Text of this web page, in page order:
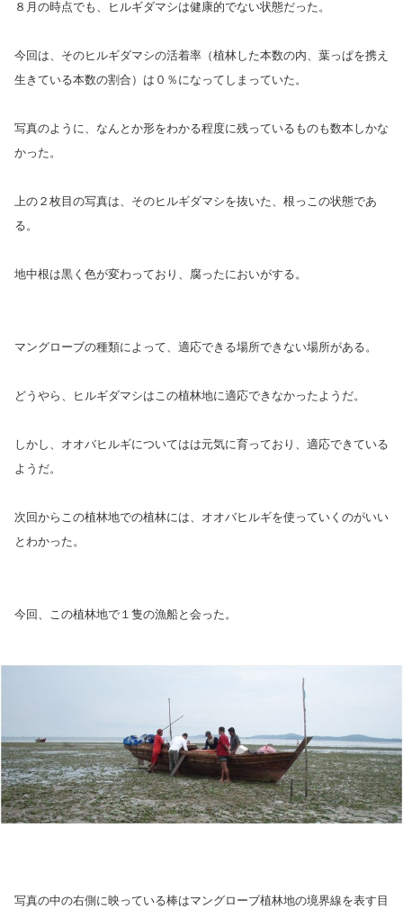
８月の時点でも、ヒルギダマシは健康的でない状態だった。
今回は、そのヒルギダマシの活着率（植林した本数の内、葉っぱを携え
生きている本数の割合）は０％になってしまっていた。
写真のように、なんとか形をわかる程度に残っているものも数本しかな
かった。
上の２枚目の写真は、そのヒルギダマシを抜いた、根っこの状態であ
る。
地中根は黒く色が変わっており、腐ったにおいがする。
マングローブの種類によって、適応できる場所できない場所がある。
どうやら、ヒルギダマシはこの植林地に適応できなかったようだ。
しかし、オオバヒルギについてはは元気に育っており、適応できている
ようだ。
次回からこの植林地での植林には、オオバヒルギを使っていくのがいい
とわかった。
今回、この植林地で１隻の漁船と会った。
写真の中の右側に映っている棒はマングローブ植林地の境界線を表す目